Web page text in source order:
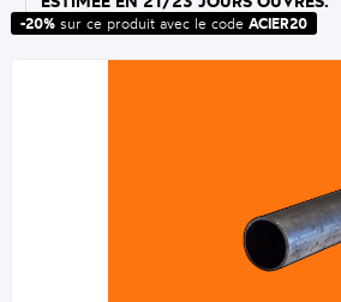
-20%sur ce produit avec le code ACIER20